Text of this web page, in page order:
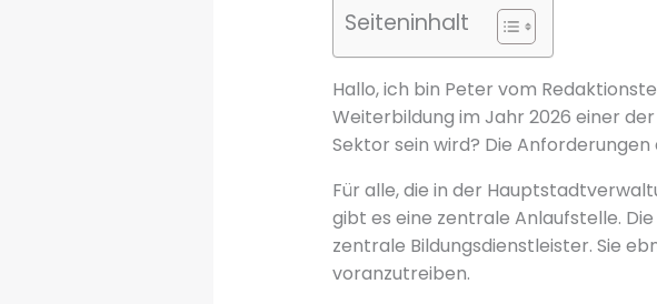
Seiteninhalt
Hallo, ich bin Peter vom
Weiterbildung im Jahr 2026 einer
Sektor sein wird? Die
Für alle, die in der
gibt es eine zentrale Anlaufstelle. Die
zentrale Bildungsdienstleister. Sie
voranzutreiben.